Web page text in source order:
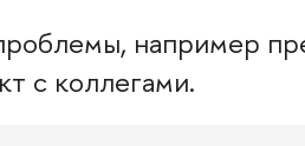
например
с коллегами.